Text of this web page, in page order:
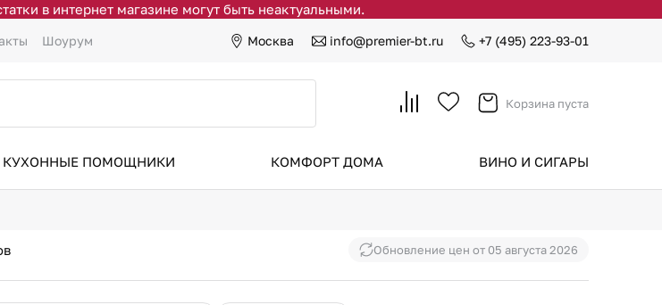
в интернет магазине могут быть неактуальными.
Шоурум Москва info@premier-bt.ru +7 (495) 223-93-01
Корзина пуста
КУХОННЫЕ ПОМОЩНИКИ КОМФОРТ ДОМА ВИНО И СИГАРЫ
Обновление цен от 05 августа 2026